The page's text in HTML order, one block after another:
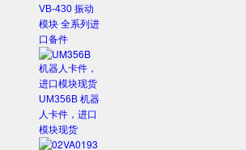
VB-430 振动
模块 全系列进
口备件
UM356B 机器
人卡件，进口
模块现货